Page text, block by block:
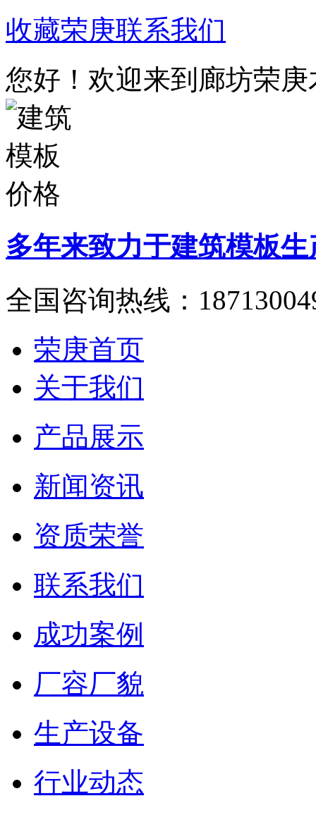
收藏荣庚联系我们
您好！欢迎来到廊坊荣
多年来致力于建筑模板生
全国咨询热线：
荣庚首页
关于我们
产品展示
新闻资讯
资质荣誉
联系我们
成功案例
厂容厂貌
生产设备
行业动态